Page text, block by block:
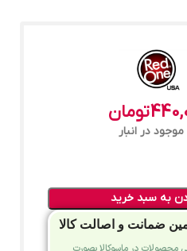
تومان
موجود در انبار
به سبد خرید
ضمانت و اصالت کالا